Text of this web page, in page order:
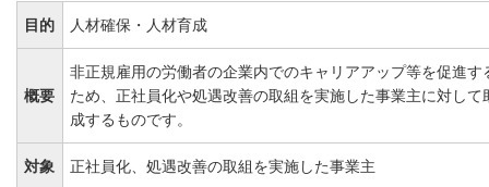
目的 人材確保・人材育成
概要
非正規雇用の労働者の企業内でのキャリアアップ等を促進す
ため、正社員化や処遇改善の取組を実施した事業主に対して
成するものです。
対象 正社員化、処遇改善の取組を実施した事業主